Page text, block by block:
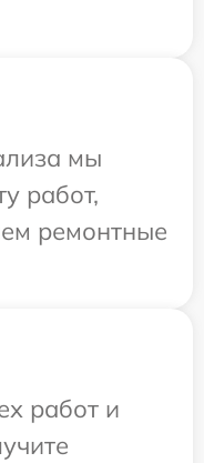
мы
работ,
ремонтные
работ и